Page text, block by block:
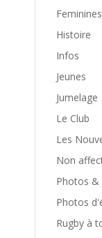
Feminines
Histoire
Infos
Jeunes
Jumelage
Le Club
Les
Non
Photos &
Photos
Rugby à